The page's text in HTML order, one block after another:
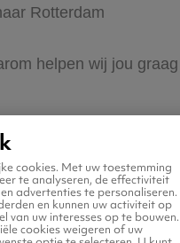
Rotterdam
helpen wij jou
cookies. Met uw toestemming
te analyseren, de effectiviteit
advertenties te personaliseren.
en kunnen uw activiteit op
van uw interesses op te bouwen.
cookies weigeren of uw